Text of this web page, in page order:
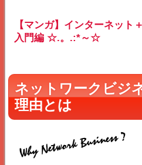
【マンガ】インターネット
入門編 ☆.。.:*～☆
ネットワークビジ
理由とは